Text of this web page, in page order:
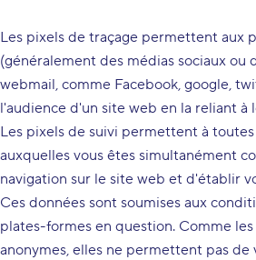
Les pixels de traçage permettent aux
(généralement des médias sociaux ou
webmail, comme Facebook, google,
l'audience d'un site web en la reliant à
Les pixels de suivi permettent à
auxquelles vous êtes simultanément
navigation sur le site web et d'établir
Ces données sont soumises aux
plates-formes en question. Comme
anonymes, elles ne permettent pas